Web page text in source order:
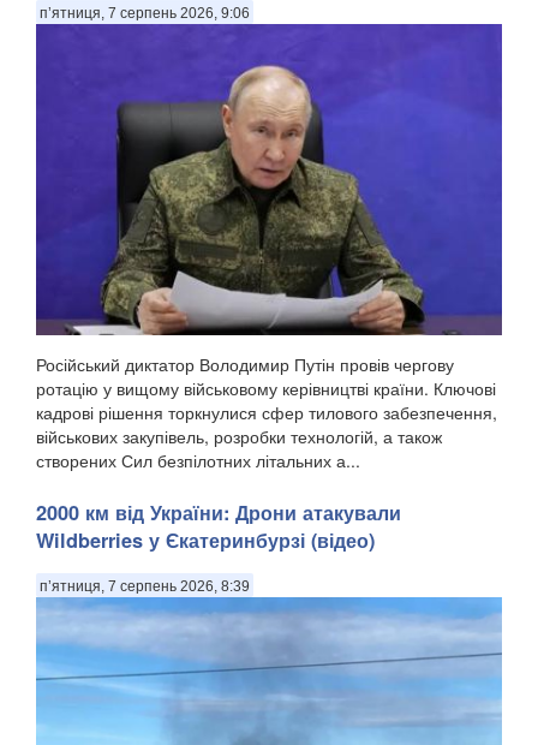
п’ятниця, 7 серпень 2026, 9:06
Російський диктатор Володимир Путін провів чергову
ротацію у вищому військовому керівництві країни. Ключові
кадрові рішення торкнулися сфер тилового забезпечення,
військових закупівель, розробки технологій, а також
створених Сил безпілотних літальних а...
2000 км від України: Дрони атакували
Wildberries у Єкатеринбурзі (відео)
п’ятниця, 7 серпень 2026, 8:39